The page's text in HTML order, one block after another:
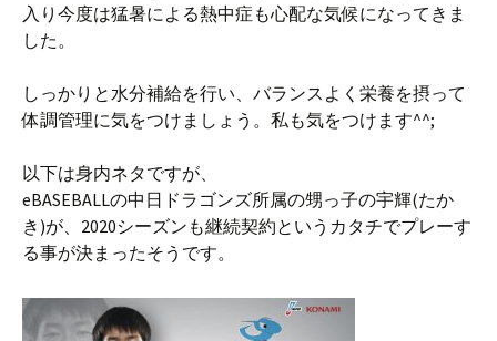
入り今度は猛暑による熱中症も心配な気候になってきま
した。
しっかりと水分補給を行い、バランスよく栄養を摂って
体調管理に気をつけましょう。私も気をつけます^^;
以下は身内ネタですが、
eBASEBALLの中日ドラゴンズ所属の甥っ子の宇輝(たか
き)が、2020シーズンも継続契約というカタチでプレーす
る事が決まったそうです。